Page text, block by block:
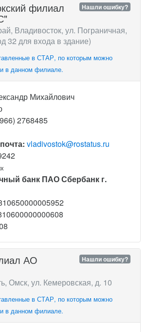
Нашли ошибку?
филиал
Владивосток, ул. Пограничная,
32 для входа в здание)
в СТАР, по которым можно
в данном филиале.
Михайлович
2768485
vladivostok@rostatus.ru
банк ПАО Сбербанк г.
Нашли ошибку?
АО
Омск, ул. Кемеровская, д. 10
в СТАР, по которым можно
в данном филиале.